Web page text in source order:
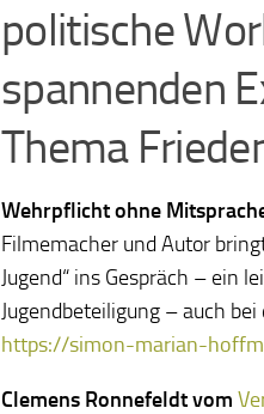
politische
spannenden
Thema
Wehrpflicht ohne
Filmemacher und Autor
Jugend“ ins Gespräch – ein
Jugendbeteiligung – auch
https://simon-marian-
Clemens Ronnefeldt vom